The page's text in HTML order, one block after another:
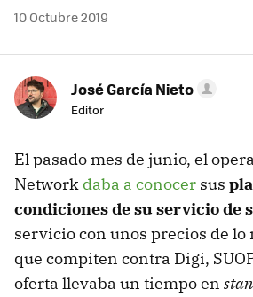
10 Octubre 2019
José García Nieto
Editor
El pasado mes de junio, el
Network daba a conocer sus
condiciones de su servicio de
servicio con unos precios de lo
que compiten contra Digi,
oferta llevaba un tiempo en